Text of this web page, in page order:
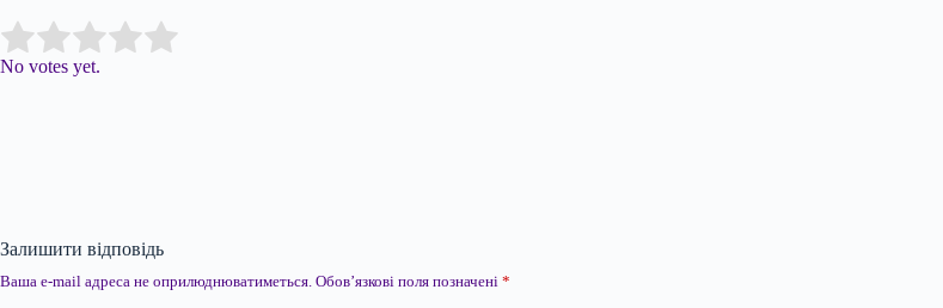
Rate this item:
No votes yet.
Залишити відповідь
Ваша e-mail адреса не оприлюднюватиметься. Обов’язкові поля позначені *